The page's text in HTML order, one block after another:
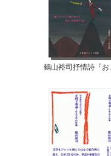
鶴山裕司抒情詩『お